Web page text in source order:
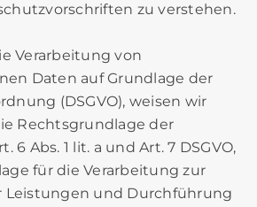
zu verstehen.
Verarbeitung von
Daten auf Grundlage der
(DSGVO), weisen wir
Rechtsgrundlage der
6 Abs. 1 lit. a und Art. 7 DSGVO,
für die Verarbeitung zur
Leistungen und Durchführung